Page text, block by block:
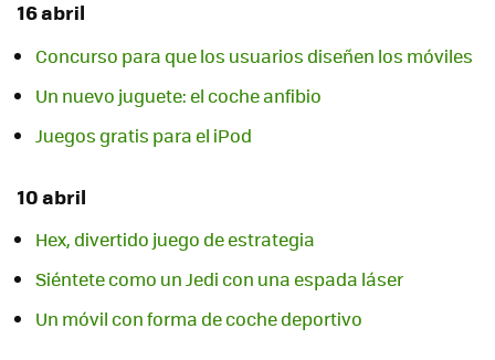
16 abril
Concurso para que los usuarios diseñen los móviles
Un nuevo juguete: el coche anfibio
Juegos gratis para el iPod
10 abril
Hex, divertido juego de estrategia
Siéntete como un Jedi con una espada láser
Un móvil con forma de coche deportivo